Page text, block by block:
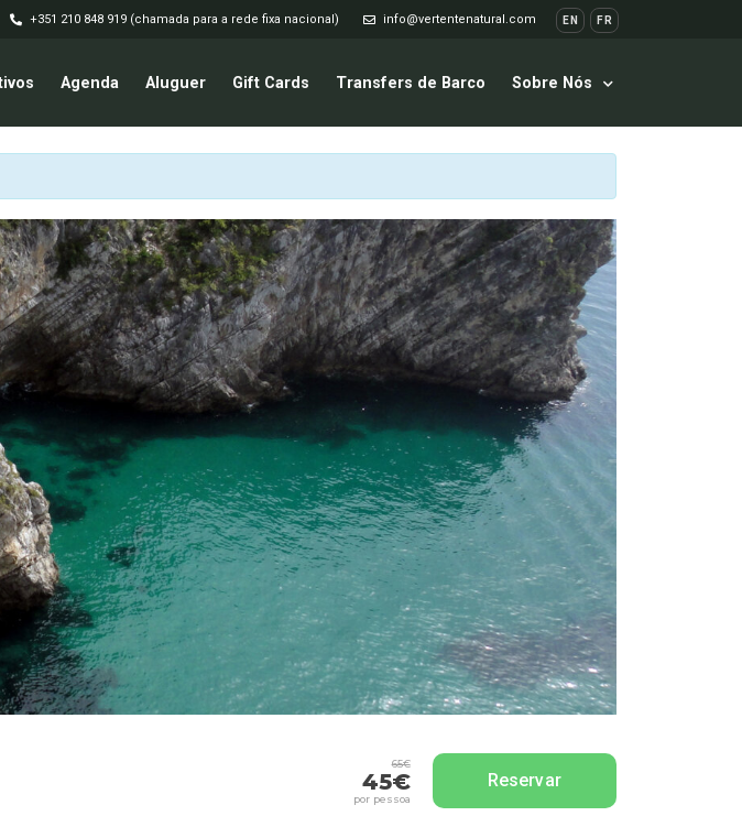
+351 210 848 919 (chamada para a rede fixa nacional) info@vertentenatural.com EN FR
Agenda Aluguer Gift Cards Transfers de Barco Sobre Nós
65€
45€
por pessoa
Reservar